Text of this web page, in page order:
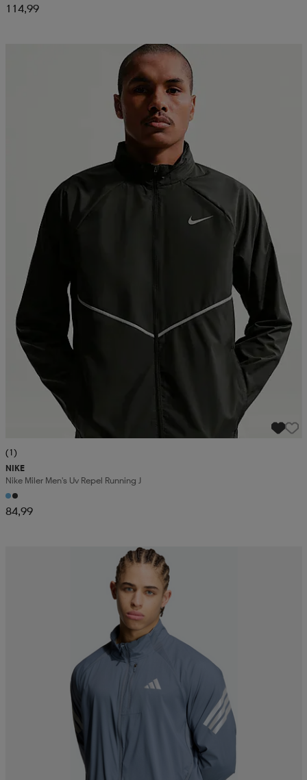
114,99
(1)
NIKE
Nike Miler Men's Uv Repel Running J
84,99